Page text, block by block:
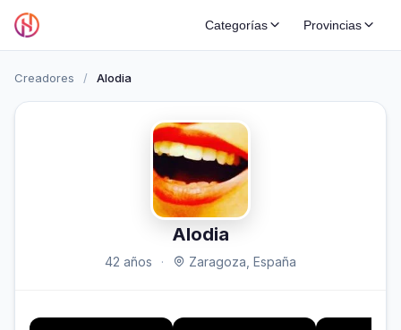
Categorías Provincias
Creadores / Alodia
Alodia
42 años · Zaragoza, España